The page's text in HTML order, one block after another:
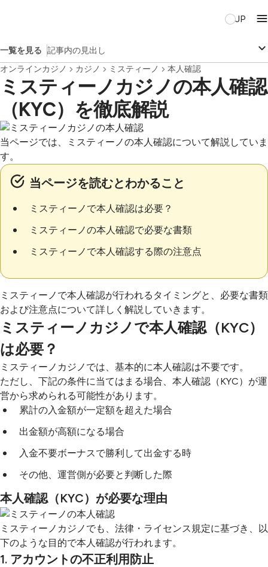
JP
一覧を見る 記事内の見出し
オンラインカジノ
カジノ ミスティーノ 本人確認
ミスティーノカジノの本人確認
（KYC）を徹底解説
当ページでは、ミスティーノの本人確認について解説していま
す。
当ページを読むとわかること
ミスティーノで本人確認は必要？
ミスティーノの本人確認で必要な書類
ミスティーノで本人確認する際の注意点
ミスティーノで本人確認が行われるタイミングと、必要な書類
および注意点について詳しく解説していきます。
ミスティーノカジノで本人確認（KYC）
は必要？
ミスティーノカジノでは、基本的に本人確認は不要です。
ただし、下記の条件に当てはまる場合、本人確認（KYC）が運
営から求められる可能性があります。
累計の入金額が一定額を超えた場合
出金額が高額になる場合
入金不要ボーナスで勝利して出金する時
その他、運営側が必要と判断した際
本人確認（KYC）が必要な理由
ミスティーノカジノでも、法律・ライセンス規定に基づき、以
下のような目的で本人確認が行われます。
1. アカウントの不正利用防止